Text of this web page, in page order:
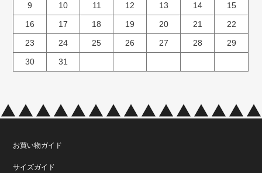
9
10 11 12 13 14
15
16
17 18 19 20 21
22
23
24 25 26 27 28
29
30
31
お買い物ガイド
サイズガイド